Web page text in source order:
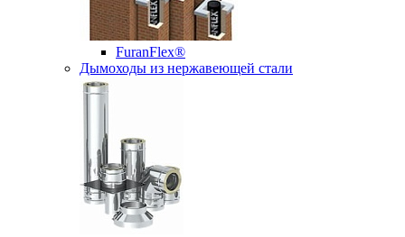
FuranFlex®
Дымоходы из нержавеющей стали